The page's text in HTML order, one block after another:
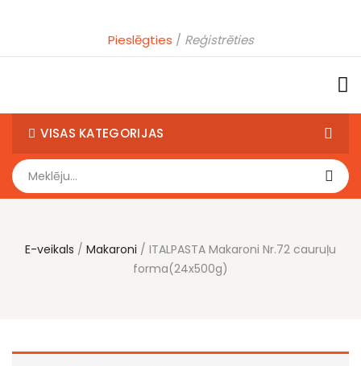
Pieslēgties Reģistrēties
VISAS KATEGORIJAS
E-veikals Makaroni
ITALPASTA Makaroni Nr.72 cauruļu
forma(24x500g)